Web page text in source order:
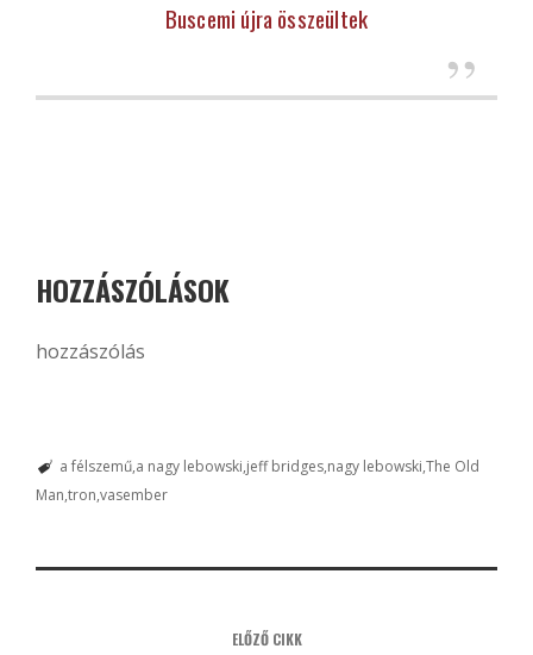
Buscemi újra összeültek
HOZZÁSZÓLÁSOK
hozzászólás
a félszemű a nagy lebowski jeff bridges nagy lebowski The Old
Man tron vasember
ELŐZŐ CIKK